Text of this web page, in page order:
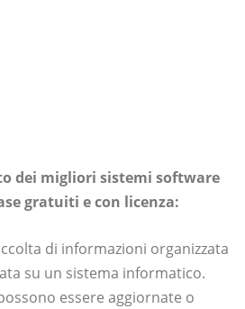
dei migliori sistemi software
gratuiti e con licenza:
di informazioni organizzata
su un sistema informatico.
essere aggiornate o